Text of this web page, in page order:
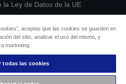
la Ley de Datos de la UE
sobre cookies
accesibilidad de Epson
aceptas que las cookies se guarden en
del sitio, analizar el uso del mismo, y
marketing.
todas las cookies